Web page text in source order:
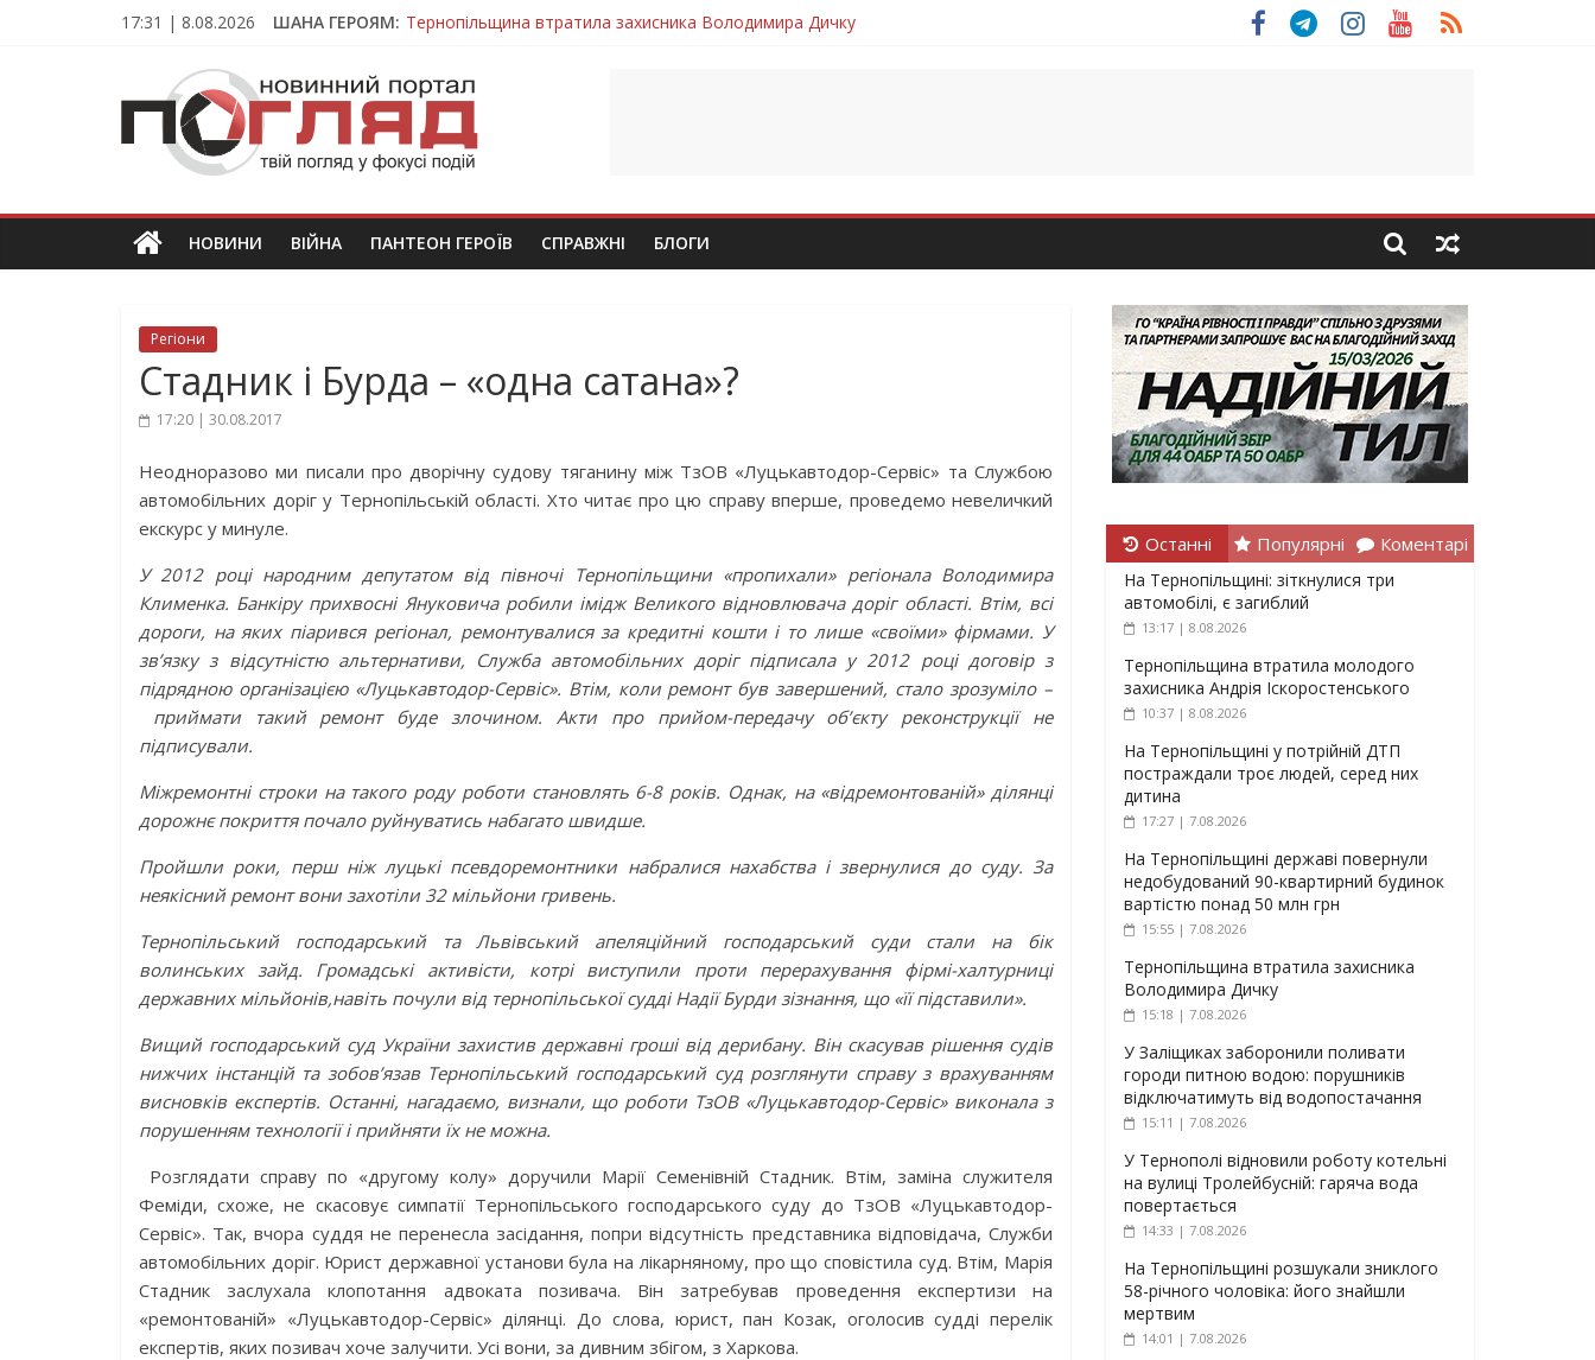
17:31 | 8.08.2026 ШАНА ГЕРОЯМ: Тернопільщина втратила захисника Володимира Дичку
На війні загинув молодий захисник Дмитро Березко з Тернопільщини
Тернопільщина втратила захисника Володимира Вельму
Тернопільщина втратила молодого захисника Андрія Іскоростенського
ПОГЛЯД
Новини
Тернополя.
новини
та
НОВИНИ ВІЙНА ПАНТЕОН ГЕРОЇВ СПРАВЖНІ БЛОГИ
Регіони
Стадник і Бурда – «одна сатана»?
17:20 | 30.08.2017
Неодноразово ми писали про дворічну судову тяганину між ТзОВ «Луцькавтодор-Сервіс» та Службою
автомобільних доріг у Тернопільській області. Хто читає про цю справу вперше, проведемо невеличкий
екскурс у минуле.
У 2012 році народним депутатом від півночі Тернопільщини «пропихали» регіонала Володимира
Клименка. Банкіру прихвосні Януковича робили імідж Великого відновлювача доріг області. Втім, всі
дороги, на яких піарився регіонал, ремонтувалися за кредитні кошти і то лише «своїми» фірмами. У
зв’язку з відсутністю альтернативи, Служба автомобільних доріг підписала у 2012 році договір з
підрядною організацією «Луцькавтодор-Сервіс». Втім, коли ремонт був завершений, стало зрозуміло –
приймати такий ремонт буде злочином. Акти про прийом-передачу об’єкту реконструкції не
підписували.
Міжремонтні строки на такого роду роботи становлять 6-8 років. Однак, на «відремонтованій» ділянці
дорожнє покриття почало руйнуватись набагато швидше.
Пройшли роки, перш ніж луцькі псевдоремонтники набралися нахабства і звернулися до суду. За
неякісний ремонт вони захотіли 32 мільйони гривень.
Тернопільський господарський та Львівський апеляційний господарський суди стали на бік
волинських зайд. Громадські активісти, котрі виступили проти перерахування фірмі-халтурниці
державних мільйонів,навіть почули від тернопільської судді Надії Бурди зізнання, що «її підставили».
Вищий господарський суд України захистив державні гроші від дерибану. Він скасував рішення судів
нижчих інстанцій та зобов’язав Тернопільський господарський суд розглянути справу з врахуванням
висновків експертів. Останні, нагадаємо, визнали, що роботи ТзОВ «Луцькавтодор-Сервіс» виконала з
порушенням технології і прийняти їх не можна.
Розглядати справу по «другому колу» доручили Марії Семенівній Стадник. Втім, заміна служителя
Феміди, схоже, не скасовує симпатії Тернопільського господарського суду до ТзОВ «Луцькавтодор-
Сервіс». Так, вчора суддя не перенесла засідання, попри відсутність представника відповідача, Служби
автомобільних доріг. Юрист державної установи була на лікарняному, про що сповістила суд. Втім, Марія
Стадник заслухала клопотання адвоката позивача. Він затребував проведення експертизи на
«ремонтованій» «Луцькавтодор-Сервіс» ділянці. До слова, юрист, пан Козак, оголосив судді перелік
експертів, яких позивач хоче залучити. Усі вони, за дивним збігом, з Харкова.
Останні Популярні Коментарі
На Тернопільщині: зіткнулися три
автомобілі, є загиблий
13:17 | 8.08.2026
Тернопільщина втратила молодого
захисника Андрія Іскоростенського
10:37 | 8.08.2026
На Тернопільщині у потрійній ДТП
постраждали троє людей, серед них
дитина
17:27 | 7.08.2026
На Тернопільщині державі повернули
недобудований 90-квартирний будинок
вартістю понад 50 млн грн
15:55 | 7.08.2026
Тернопільщина втратила захисника
Володимира Дичку
15:18 | 7.08.2026
У Заліщиках заборонили поливати
городи питною водою: порушників
відключатимуть від водопостачання
15:11 | 7.08.2026
У Тернополі відновили роботу котельні
на вулиці Тролейбусній: гаряча вода
повертається
14:33 | 7.08.2026
На Тернопільщині розшукали зниклого
58-річного чоловіка: його знайшли
мертвим
14:01 | 7.08.2026